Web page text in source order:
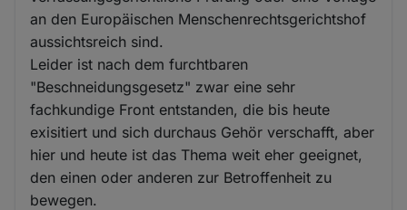
an den Europäischen Menschenrechtsgerichtshof
aussichtsreich sind.
Leider ist nach dem furchtbaren
"Beschneidungsgesetz" zwar eine sehr
fachkundige Front entstanden, die bis heute
exisitiert und sich durchaus Gehör verschafft, aber
hier und heute ist das Thema weit eher geeignet,
den einen oder anderen zur Betroffenheit zu
bewegen.